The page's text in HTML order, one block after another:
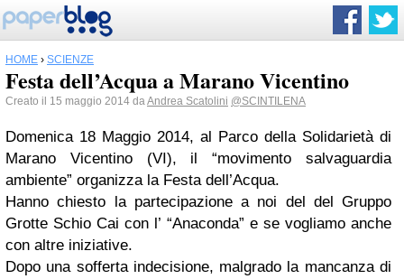
HOME › SCIENZE
Festa dell’Acqua a Marano Vicentino
Creato il 15 maggio 2014 daAndrea Scatolini @SCINTILENA
Domenica 18 Maggio 2014, al Parco della Solidarietà di
Marano Vicentino (VI), il “movimento salvaguardia
ambiente” organizza la Festa dell’Acqua.
Hanno chiesto la partecipazione a noi del del Gruppo
Grotte Schio Cai con l’ “Anaconda” e se vogliamo anche
con altre iniziative.
Dopo una sofferta indecisione, malgrado la mancanza di